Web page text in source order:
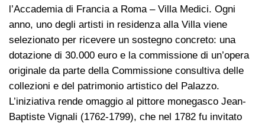
l’Accademia di Francia a Roma – Villa Medici. Ogni
anno, uno degli artisti in residenza alla Villa viene
selezionato per ricevere un sostegno concreto: una
dotazione di 30.000 euro e la commissione di un’opera
originale da parte della Commissione consultiva delle
collezioni e del patrimonio artistico del Palazzo.
L’iniziativa rende omaggio al pittore monegasco Jean-
Baptiste Vignali (1762-1799), che nel 1782 fu invitato